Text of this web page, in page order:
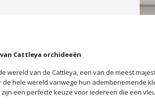
Cattleya orchideeën
wereld van de Cattleya, een van de meest
hele wereld vanwege hun adembenemende
een perfecte keuze voor iedereen die een